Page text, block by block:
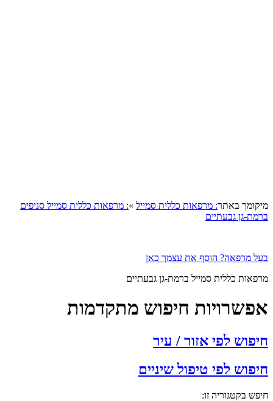
באתר: מרפאות כללית סמייל»: מרפאות כללית סמייל סניפים
גן גבעתיים
מרפאה? הוסף את עצמך כאן
כללית סמייל ברמת-גן גבעתיים
חיפוש מתקדמות
לפי אזור / עיר
לפי טיפול שיניים
בקטגוריה זו: